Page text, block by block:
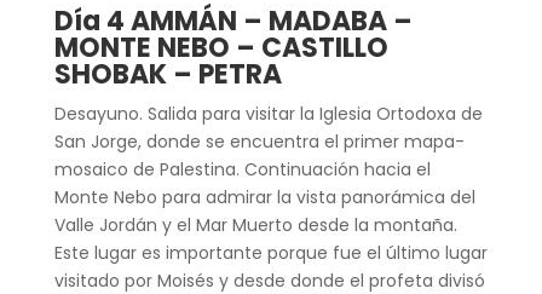
Día 4 AMMÁN – MADABA –
MONTE NEBO – CASTILLO
SHOBAK – PETRA
Desayuno. Salida para visitar la Iglesia Ortodoxa de
San Jorge, donde se encuentra el primer mapa-
mosaico de Palestina. Continuación hacia el
Monte Nebo para admirar la vista panorámica del
Valle Jordán y el Mar Muerto desde la montaña.
Este lugar es importante porque fue el último lugar
visitado por Moisés y desde donde el profeta divisó